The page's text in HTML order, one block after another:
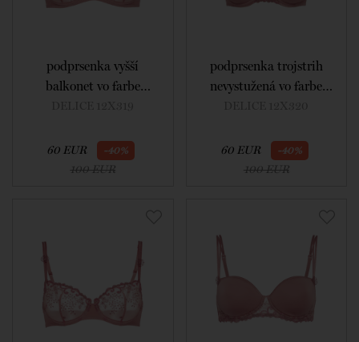
podprsenka vyšší
balkonet vo farbe
60 EUR -40%
100 EUR
podprsenka trojstrih
nevystužená vo farbe
60 EUR -40%
100 EUR